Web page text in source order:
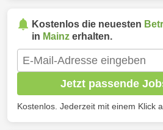
Kostenlos die neuesten
in Mainz erhalten.
Jetzt passende
Kostenlos. Jederzeit mit einem Klick